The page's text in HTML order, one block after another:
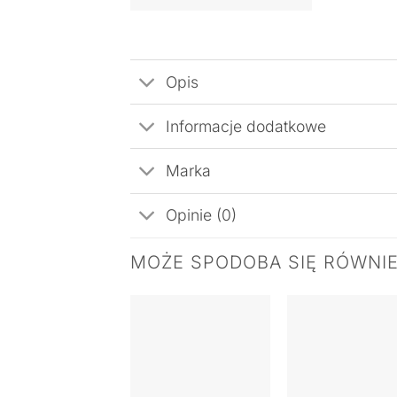
Opis
Informacje dodatkowe
Marka
Opinie (0)
MOŻE SPODOBA SIĘ